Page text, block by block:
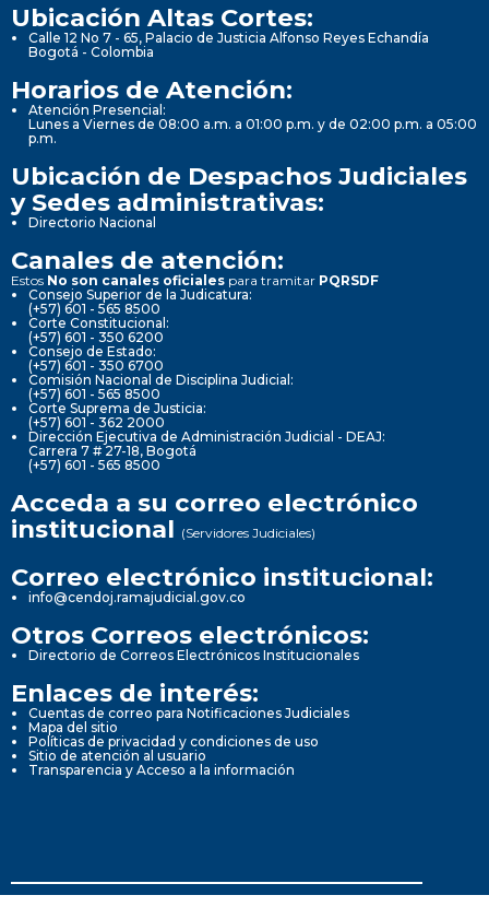
Ubicación Altas Cortes:
Calle 12 No 7 - 65, Palacio de Justicia Alfonso Reyes Echandía
Bogotá - Colombia
Horarios de Atención:
Atención Presencial:
Lunes a Viernes de 08:00 a.m. a 01:00 p.m. y de 02:00 p.m. a 05:00
p.m.
Ubicación de Despachos Judiciales
y Sedes administrativas:
Directorio Nacional
Canales de atención:
Estos No son canales oficiales para tramitar PQRSDF
Consejo Superior de la Judicatura:
(+57) 601 - 565 8500
Corte Constitucional:
(+57) 601 - 350 6200
Consejo de Estado:
(+57) 601 - 350 6700
Comisión Nacional de Disciplina Judicial:
(+57) 601 - 565 8500
Corte Suprema de Justicia:
(+57) 601 - 362 2000
Dirección Ejecutiva de Administración Judicial - DEAJ:
Carrera 7 # 27-18, Bogotá
(+57) 601 - 565 8500
Acceda a su correo electrónico
institucional (Servidores Judiciales)
Correo electrónico institucional:
info@cendoj.ramajudicial.gov.co
Otros Correos electrónicos:
Directorio de Correos Electrónicos Institucionales
Enlaces de interés:
Cuentas de correo para Notificaciones Judiciales
Mapa del sitio
Políticas de privacidad y condiciones de uso
Sitio de atención al usuario
Transparencia y Acceso a la información